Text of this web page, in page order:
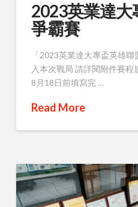
2023英業達大
爭霸賽
「2023英業達大專盃英雄
入本次戰局 請詳閱附件賽
8月18日前填寫完 …
Read More